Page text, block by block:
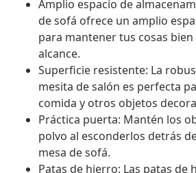
Amplio espacio de
de sofá ofrece un amplio
para mantener tus cosas
alcance.
Superficie resistente: La
mesita de salón es perfecta
comida y otros objetos
Práctica puerta: Mantén los
polvo al esconderlos detrás
mesa de sofá.
Patas de hierro: Las patas de